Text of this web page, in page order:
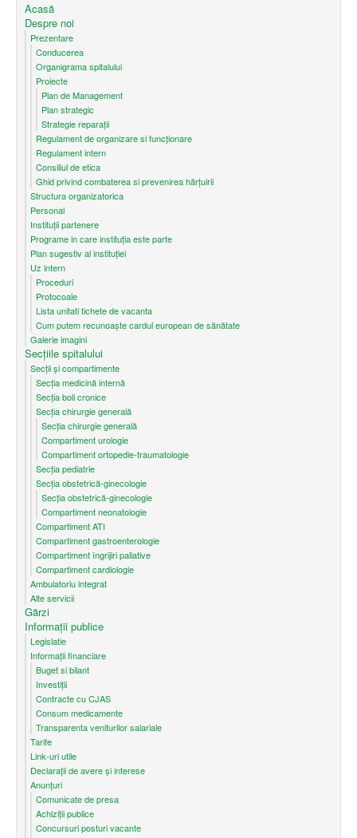
Acasă
Despre noi
Prezentare
Conducerea
Organigrama spitalului
Proiecte
Plan de Management
Plan strategic
Strategie reparații
Regulament de organizare si funcționare
Regulament intern
Consiliul de etica
Ghid privind combaterea si prevenirea hărțuirii
Structura organizatorica
Personal
Instituții partenere
Programe in care instituția este parte
Plan sugestiv al instituției
Uz intern
Proceduri
Protocoale
Lista unitati tichete de vacanta
Cum putem recunoaşte cardul european de sănătate
Galerie imagini
Secțiile spitalului
Secții și compartimente
Secţia medicină internă
Secția boli cronice
Secția chirurgie generală
Secția chirurgie generală
Compartiment urologie
Compartiment ortopedie-traumatologie
Secția pediatrie
Secția obstetrică-ginecologie
Secția obstetrică-ginecologie
Compartiment neonatologie
Compartiment ATI
Compartiment gastroenterologie
Compartiment îngrijiri paliative
Compartiment cardiologie
Ambulatoriu integrat
Alte servicii
Gărzi
Informații publice
Legislatie
Informații financiare
Buget si bilant
Investiții
Contracte cu CJAS
Consum medicamente
Transparenta veniturilor salariale
Tarife
Link-uri utile
Declarații de avere și interese
Anunțuri
Comunicate de presa
Achiziții publice
Concursuri posturi vacante